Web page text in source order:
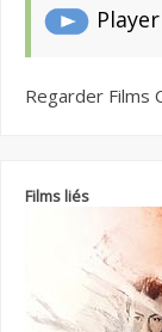
Regarder Films
Films liés